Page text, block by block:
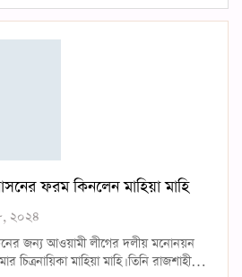
ফরম কিনলেন মাহিয়া মাহি
২০২৪
জন্য আওয়ামী লীগের দলীয় মনোনয়ন
চিত্রনায়িকা মাহিয়া মাহি। তিনি রাজশাহী…